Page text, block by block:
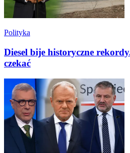
Polityka
Diesel bije historyczne
czekać